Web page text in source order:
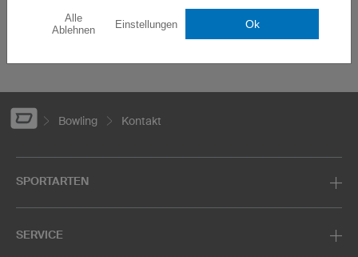
Mountainbiketrikots
Trikotsätze Fußballtrikots
Firmenlaufshirts
Bowling Kontakt
SPORTARTEN
SERVICE
Alle
Ablehnen
Einstellungen Ok